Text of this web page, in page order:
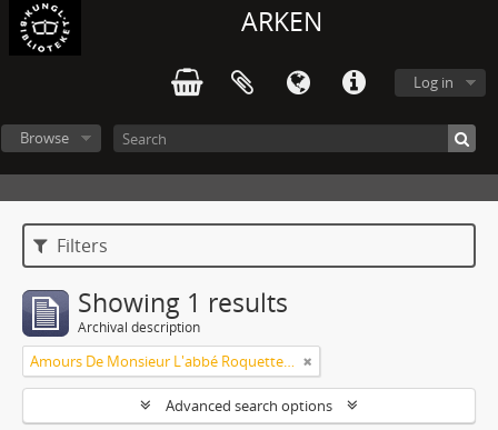
ARKEN
Log in
Browse
Filters
Showing 1 results
Archival description
Amours De Monsieur L'abbé Roquette avec Mademoiselle de Montauzier par Monsieur L'abbé Le Camus 1667
Advanced search options